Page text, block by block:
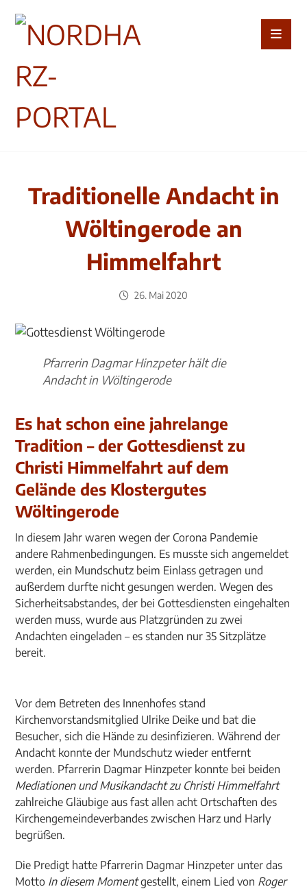
Traditionelle Andacht in
Wöltingerode an
Himmelfahrt
26. Mai 2020
Pfarrerin Dagmar Hinzpeter hält die
Andacht in Wöltingerode
Es hat schon eine jahrelange
Tradition – der Gottesdienst zu
Christi Himmelfahrt auf dem
Gelände des Klostergutes
Wöltingerode
In diesem Jahr waren wegen der Corona Pandemie
andere Rahmenbedingungen. Es musste sich angemeldet
werden, ein Mundschutz beim Einlass getragen und
außerdem durfte nicht gesungen werden. Wegen des
Sicherheitsabstandes, der bei Gottesdiensten eingehalten
werden muss, wurde aus Platzgründen zu zwei
Andachten eingeladen – es standen nur 35 Sitzplätze
bereit.
Vor dem Betreten des Innenhofes stand
Kirchenvorstandsmitglied Ulrike Deike und bat die
Besucher, sich die Hände zu desinfizieren. Während der
Andacht konnte der Mundschutz wieder entfernt
werden. Pfarrerin Dagmar Hinzpeter konnte bei beiden
Mediationen und Musikandacht zu Christi Himmelfahrt
zahlreiche Gläubige aus fast allen acht Ortschaften des
Kirchengemeindeverbandes zwischen Harz und Harly
begrüßen.
Die Predigt hatte Pfarrerin Dagmar Hinzpeter unter das
Motto In diesem Momentgestellt, einem Lied von Roger